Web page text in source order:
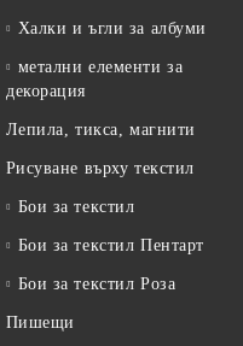
Халки и ъгли за албуми
метални елементи за
декорация
Лепила, тикса, магнити
Рисуване върху текстил
Бои за текстил
Бои за текстил Пентарт
Бои за текстил Роза
Пишещи